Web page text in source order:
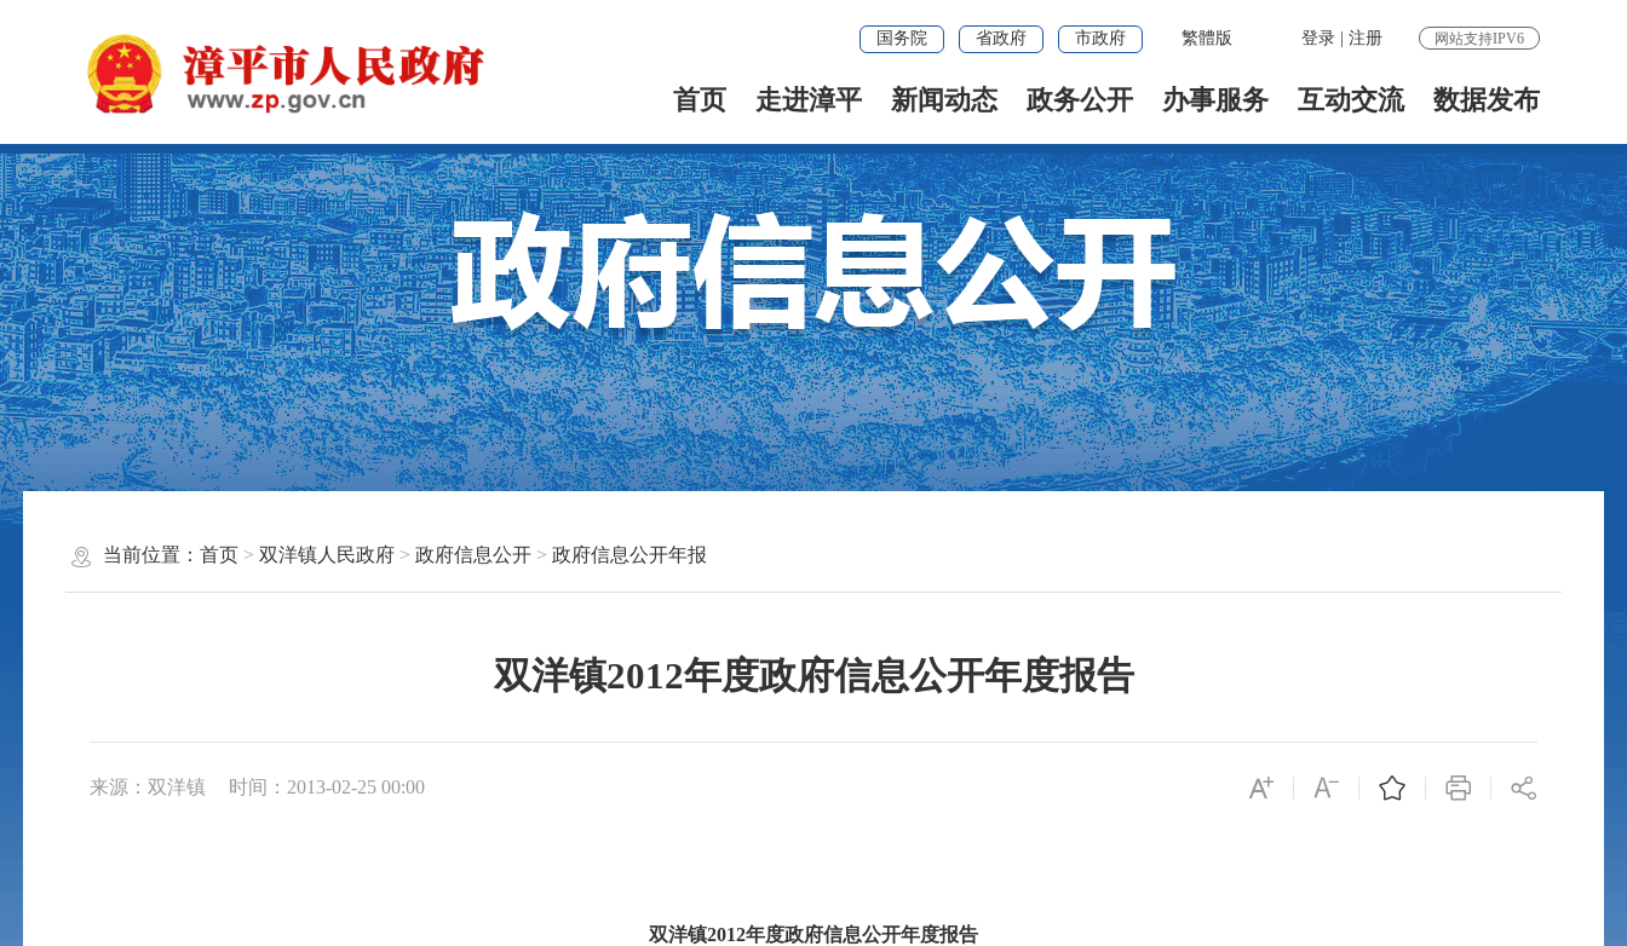
国务院 省政府 市政府 繁體版 登录 注册 网站支持IPV6
首页 走进漳平 新闻动态 政务公开 办事服务 互动交流 数据发布
当前位置： 首页> 双洋镇人民政府> 政府信息公开> 政府信息公开年报
双洋镇2012年度政府信息公开年度报告
来源：双洋镇 时间：2013-02-25 00:00
双洋镇2012年度政府信息公开年度报告